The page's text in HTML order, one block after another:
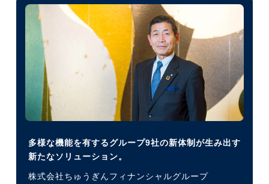
多様な機能を有するグループ9社の新体制が生み出す
新たなソリューション。
株式会社ちゅうぎんフィナンシャルグループ